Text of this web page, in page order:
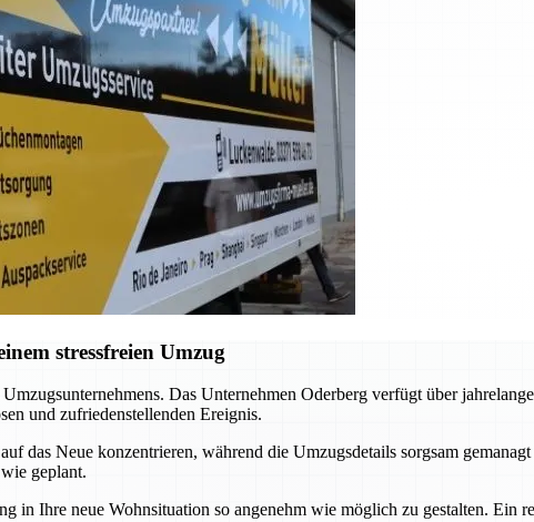
stressfreien Umzug
Das Unternehmen Oderberg verfügt über
und zufriedenstellenden Ereignis.
das Neue konzentrieren, während die Umzugsdetails sorgsam
geplant.
in Ihre neue Wohnsituation so angenehm wie möglich zu gestalten. Ein